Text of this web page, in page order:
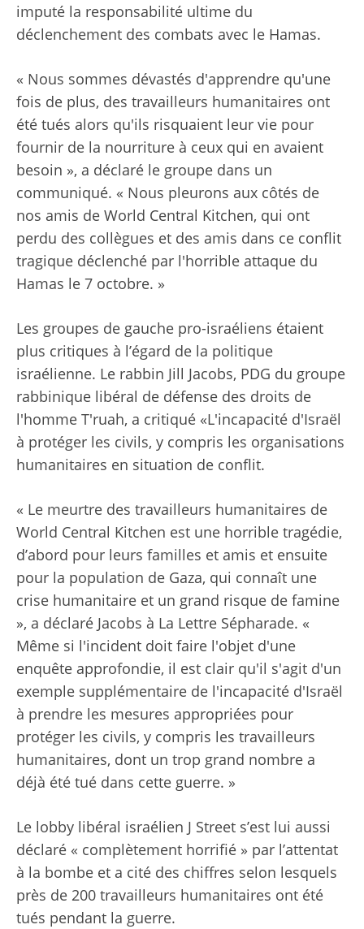
imputé la responsabilité ultime du
déclenchement des combats avec le Hamas.
« Nous sommes dévastés d'apprendre qu'une
fois de plus, des travailleurs humanitaires ont
été tués alors qu'ils risquaient leur vie pour
fournir de la nourriture à ceux qui en avaient
besoin », a déclaré le groupe dans un
communiqué. « Nous pleurons aux côtés de
nos amis de World Central Kitchen, qui ont
perdu des collègues et des amis dans ce conflit
tragique déclenché par l'horrible attaque du
Hamas le 7 octobre. »
Les groupes de gauche pro-israéliens étaient
plus critiques à l’égard de la politique
israélienne. Le rabbin Jill Jacobs, PDG du groupe
rabbinique libéral de défense des droits de
l'homme T'ruah, a critiqué «L'incapacité d'Israël
à protéger les civils, y compris les organisations
humanitaires en situation de conflit.
« Le meurtre des travailleurs humanitaires de
World Central Kitchen est une horrible tragédie,
d’abord pour leurs familles et amis et ensuite
pour la population de Gaza, qui connaît une
crise humanitaire et un grand risque de famine
», a déclaré Jacobs à La Lettre Sépharade. «
Même si l'incident doit faire l'objet d'une
enquête approfondie, il est clair qu'il s'agit d'un
exemple supplémentaire de l'incapacité d'Israël
à prendre les mesures appropriées pour
protéger les civils, y compris les travailleurs
humanitaires, dont un trop grand nombre a
déjà été tué dans cette guerre. »
Le lobby libéral israélien J Street s’est lui aussi
déclaré « complètement horrifié » par l’attentat
à la bombe et a cité des chiffres selon lesquels
près de 200 travailleurs humanitaires ont été
tués pendant la guerre.